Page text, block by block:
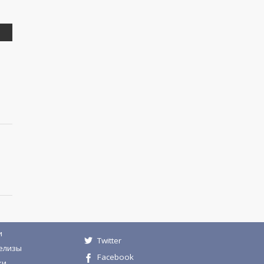
Twitter
Facebook